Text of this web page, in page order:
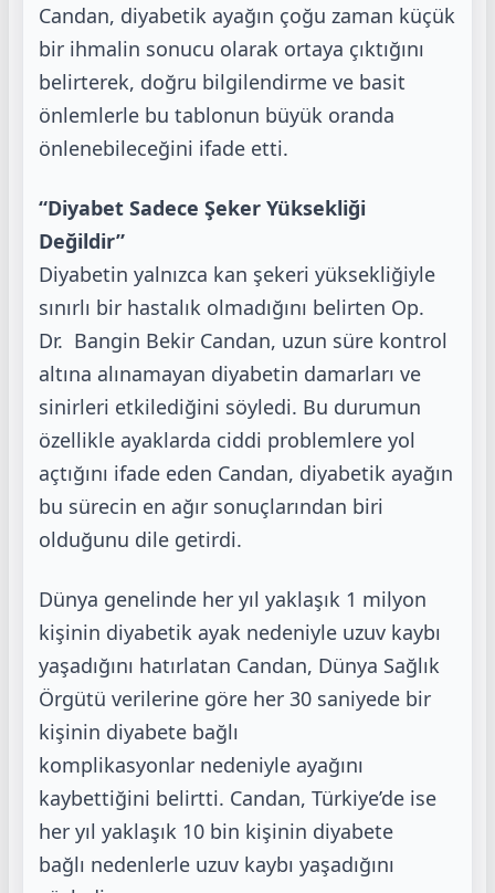
Candan, diyabetik ayağın çoğu zaman küçük
bir ihmalin sonucu olarak ortaya çıktığını
belirterek, doğru bilgilendirme ve basit
önlemlerle bu tablonun büyük oranda
önlenebileceğini ifade etti.
“Diyabet Sadece Şeker Yüksekliği
Değildir”
Diyabetin yalnızca kan şekeri yüksekliğiyle
sınırlı bir hastalık olmadığını belirten Op.
Dr. Bangin Bekir Candan, uzun süre kontrol
altına alınamayan diyabetin damarları ve
sinirleri etkilediğini söyledi. Bu durumun
özellikle ayaklarda ciddi problemlere yol
açtığını ifade eden Candan, diyabetik ayağın
bu sürecin en ağır sonuçlarından biri
olduğunu dile getirdi.
Dünya genelinde her yıl yaklaşık 1 milyon
kişinin diyabetik ayak nedeniyle uzuv kaybı
yaşadığını hatırlatan Candan, Dünya Sağlık
Örgütü verilerine göre her 30 saniyede bir
kişinin diyabete bağlı
komplikasyonlar nedeniyle ayağını
kaybettiğini belirtti. Candan, Türkiye’de ise
her yıl yaklaşık 10 bin kişinin diyabete
bağlı nedenlerle uzuv kaybı yaşadığını